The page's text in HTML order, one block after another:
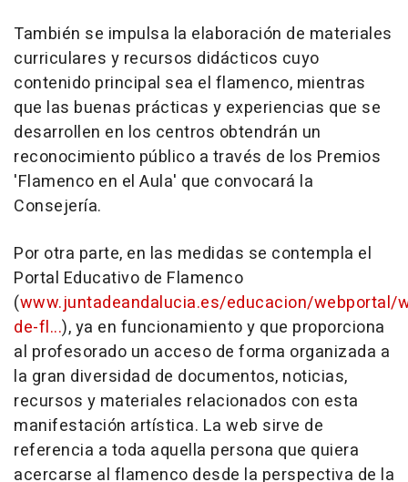
También se impulsa la elaboración de materiales
curriculares y recursos didácticos cuyo
contenido principal sea el flamenco, mientras
que las buenas prácticas y experiencias que se
desarrollen en los centros obtendrán un
reconocimiento público a través de los Premios
'Flamenco en el Aula' que convocará la
Consejería.
Por otra parte, en las medidas se contempla el
Portal Educativo de Flamenco
(www.juntadeandalucia.es/educacion/webportal/
de-fl...), ya en funcionamiento y que proporciona
al profesorado un acceso de forma organizada a
la gran diversidad de documentos, noticias,
recursos y materiales relacionados con esta
manifestación artística. La web sirve de
referencia a toda aquella persona que quiera
acercarse al flamenco desde la perspectiva de la